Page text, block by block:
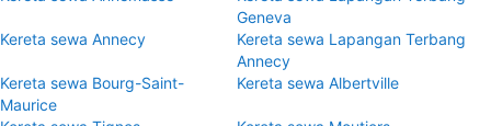
Geneva
Kereta sewa Annecy
Kereta sewa Lapangan Terbang
Annecy
Kereta sewa Bourg-Saint-
Maurice
Kereta sewa Albertville